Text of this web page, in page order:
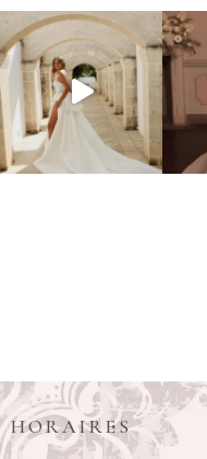
HORAIRES